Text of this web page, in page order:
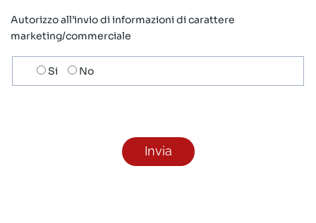
Autorizzo all’invio di informazioni di carattere
marketing/commerciale
Scelta
invio
Si No